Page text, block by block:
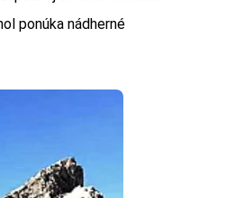
ponúka nádherné